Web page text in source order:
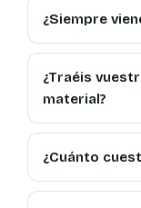
¿Siempre
¿Traéis
material?
¿Cuánto